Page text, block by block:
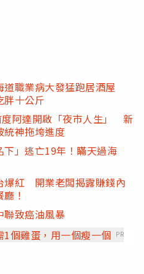
道職業病大發猛跑居酒屋
胖十公斤
阿達開啟「夜市人生」 新
統神拖垮進度
」逃亡19年！瞞天過海
爆紅 開業老闆揭露賺錢內
！
聯致癌油風暴
個雞蛋，用一個瘦一個
PR